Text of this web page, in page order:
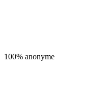
100% anonyme